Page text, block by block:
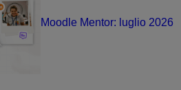
Moodle Mentor: luglio 2026